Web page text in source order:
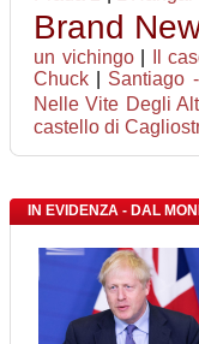
Brand
un vichingo| Il
Chuck
Santiago
Nelle Vite Degli
castello di
IN EVIDENZA - DAL